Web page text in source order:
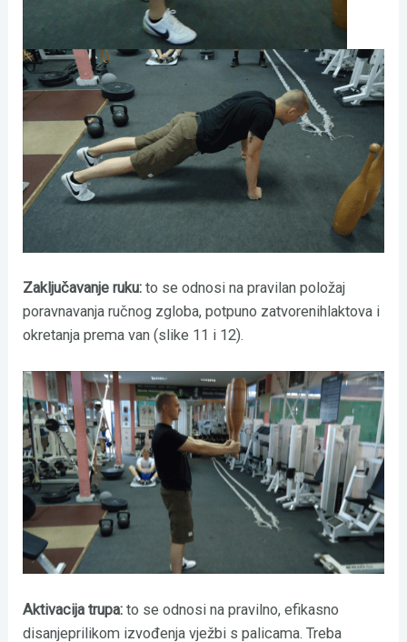
Zaključavanje ruku: to se odnosi na pravilan položaj
poravnavanja ručnog zgloba, potpuno zatvorenihlaktova i
okretanja prema van (slike 11 i 12).
Aktivacija trupa: to se odnosi na pravilno, efikasno
disanjeprilikom izvođenja vježbi s palicama. Treba